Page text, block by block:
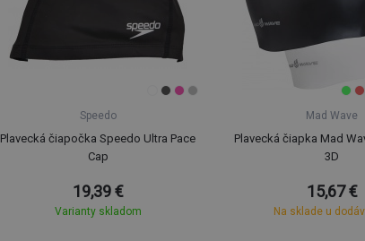
Speedo
Plavecká čiapočka Speedo Ultra Pace
Cap
19,39 €
Varianty skladom
Mad Wave
Plavecká čiapka Mad
3D
15,67 €
Na sklade u